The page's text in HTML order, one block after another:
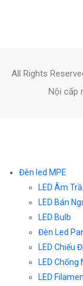
All Rights
Nội cấp
Đèn led MPE
LED Âm
LED Bán
LED Bulb
Đèn Led
LED Chiếu
LED Chống
LED